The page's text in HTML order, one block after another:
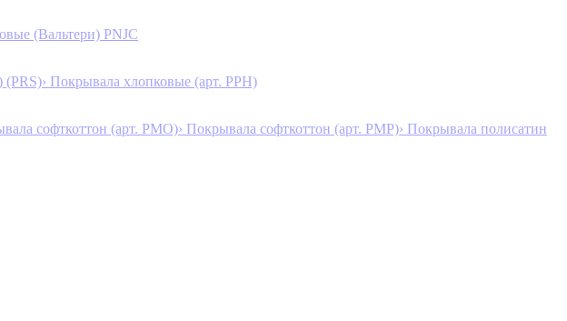
(Вальтери) PNJC
(PRS)› Покрывала хлопковые (арт. PPH)
софткоттон (арт. PMO)› Покрывала софткоттон (арт. PMP)› Покрывала полисатин